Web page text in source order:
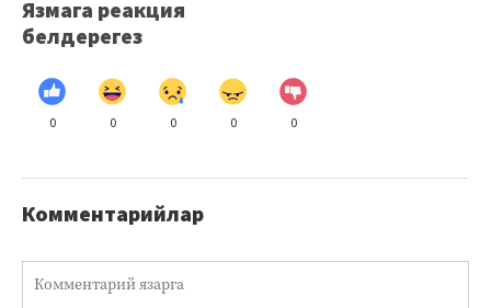
Язмага реакция
белдерегез
0 0 0 0 0
Комментарийлар